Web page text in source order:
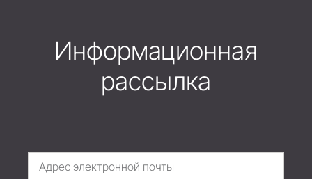
Информационная
рассылка